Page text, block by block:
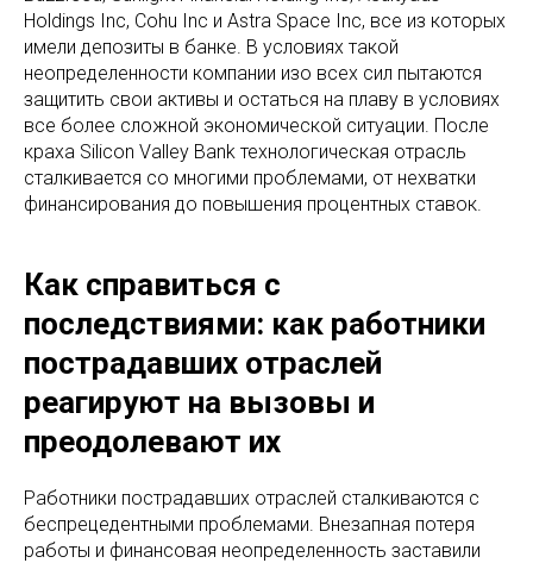
Holdings Inc, Cohu Inc и Astra Space Inc, все из которых
имели депозиты в банке. В условиях такой
неопределенности компании изо всех сил пытаются
защитить свои активы и остаться на плаву в условиях
все более сложной экономической ситуации. После
краха Silicon Valley Bank технологическая отрасль
сталкивается со многими проблемами, от нехватки
финансирования до повышения процентных ставок.
Как справиться с
последствиями: как работники
пострадавших отраслей
реагируют на вызовы и
преодолевают их
Работники пострадавших отраслей сталкиваются с
беспрецедентными проблемами. Внезапная потеря
работы и финансовая неопределенность заставили